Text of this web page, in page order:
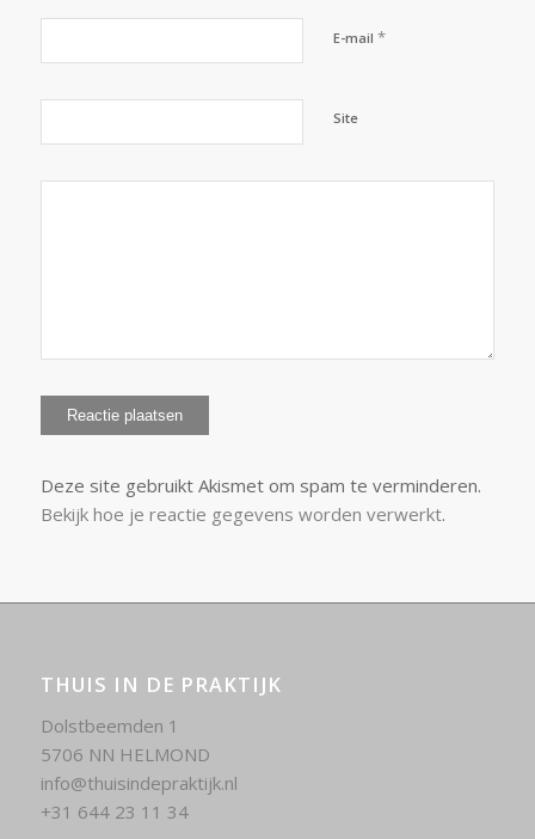
E-mail *
Site
Deze site gebruikt Akismet om spam te verminderen.
Bekijk hoe je reactie gegevens worden verwerkt.
THUIS IN DE PRAKTIJK
Dolstbeemden 1
5706 NN HELMOND
info@thuisindepraktijk.nl
+31 644 23 11 34